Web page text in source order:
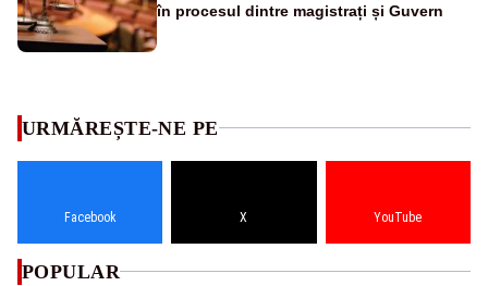
în procesul dintre magistrați și Guvern
URMĂREȘTE-NE PE
Facebook X YouTube
POPULAR